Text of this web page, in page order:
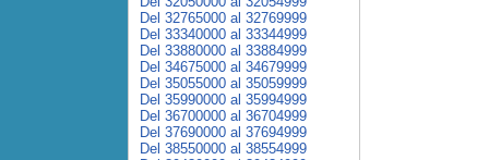
Del 32765000 al 32769999
Del 33340000 al 33344999
Del 33880000 al 33884999
Del 34675000 al 34679999
Del 35055000 al 35059999
Del 35990000 al 35994999
Del 36700000 al 36704999
Del 37690000 al 37694999
Del 38550000 al 38554999